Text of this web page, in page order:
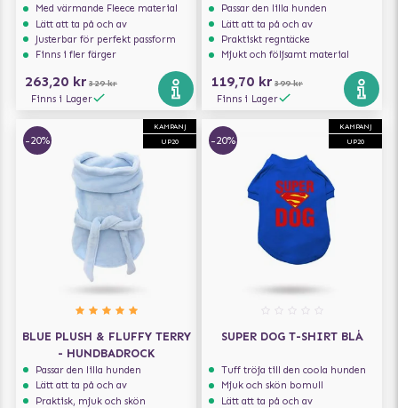
Med värmande Fleece material
Lätt att ta på och av
Justerbar för perfekt passform
Finns i fler färger
263,20 kr 329 kr
Finns i Lager
Passar den lilla hunden
Lätt att ta på och av
Praktiskt regntäcke
Mjukt och följsamt material
119,70 kr 399 kr
Finns i Lager
KAMPANJ
UP20
-20%
BLUE PLUSH & FLUFFY TERRY
- HUNDBADROCK
Passar den lilla hunden
Lätt att ta på och av
Praktisk, mjuk och skön
KAMPANJ
UP20
-20%
SUPER DOG T-SHIRT BLÅ
Tuff tröja till den coola hunden
Mjuk och skön bomull
Lätt att ta på och av